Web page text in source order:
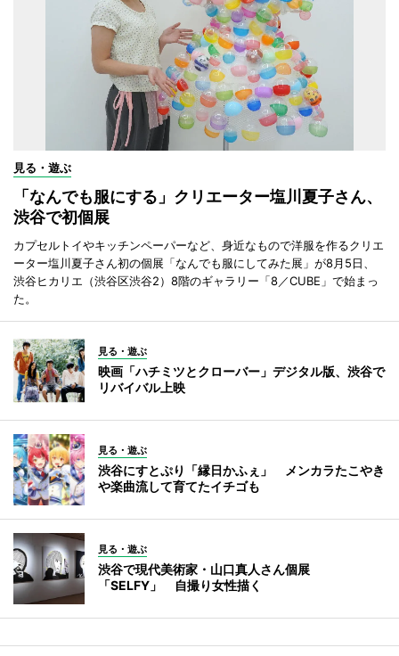
見る・遊ぶ
「なんでも服にする」クリエーター塩川夏子さん、
渋谷で初個展
カプセルトイやキッチンペーパーなど、身近なもので洋服を作るクリエ
ーター塩川夏子さん初の個展「なんでも服にしてみた展」が8月5日、
渋谷ヒカリエ（渋谷区渋谷2）8階のギャラリー「8／CUBE」で始まっ
た。
見る・遊ぶ
映画「ハチミツとクローバー」デジタル版、渋谷で
リバイバル上映
見る・遊ぶ
渋谷にすとぷり「縁日かふぇ」 メンカラたこやき
や楽曲流して育てたイチゴも
見る・遊ぶ
渋谷で現代美術家・山口真人さん個展
「SELFY」 自撮り女性描く